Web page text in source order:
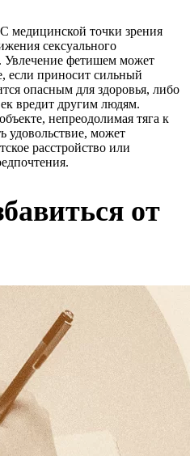
точки зрения
сексуального
Увлечение фетишем может
если приносит сильный
опасным для здоровья, либо
вредит другим людям.
непреодолимая тяга к
удовольствие, может
расстройство или
от